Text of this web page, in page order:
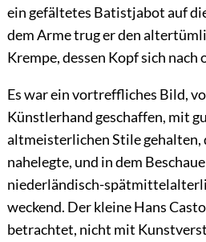
ein gefältetes Batistjabot auf
dem Arme trug er den
Krempe, dessen Kopf sich nach
Es war ein vortreffliches Bild,
Künstlerhand geschaffen, mit
altmeisterlichen Stile gehalten,
nahelegte, und in dem
niederländisch-
weckend. Der kleine Hans
betrachtet, nicht mit